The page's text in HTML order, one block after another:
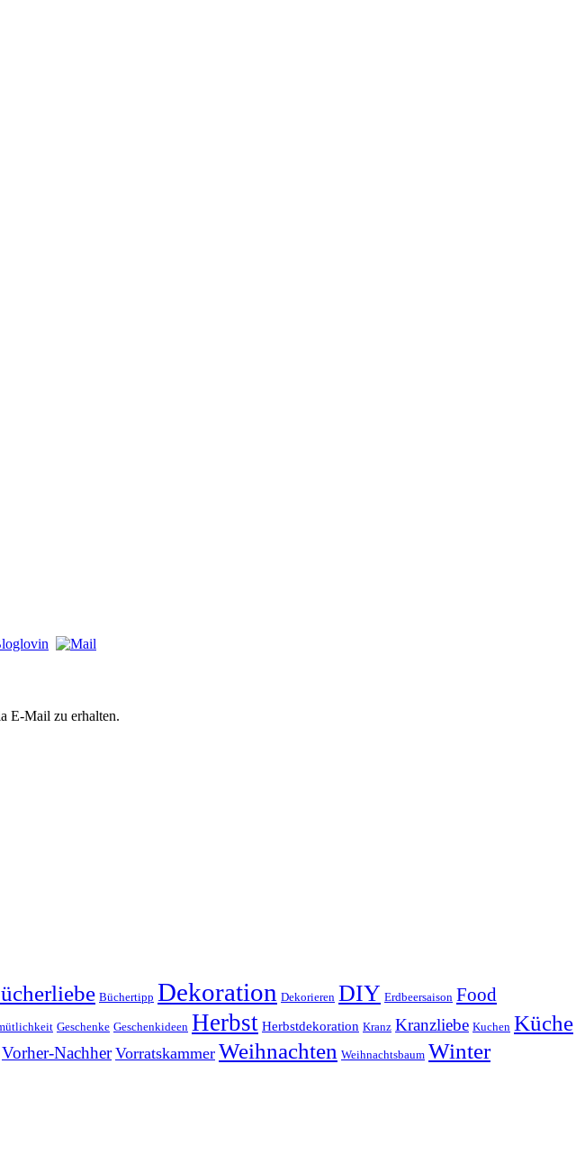
E-Mail zu erhalten.
Büchertipp Dekoration Dekorieren DIY Erdbeersaison Food
Geschenke Geschenkideen Herbst Herbstdekoration Kranz Kranzliebe Kuchen Küche
Vorher-Nachher Vorratskammer Weihnachten Weihnachtsbaum Winter